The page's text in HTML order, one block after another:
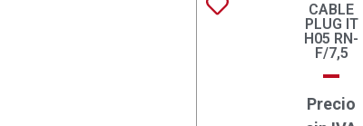
CABLE
PLUG IT
H05 RN-
F/7,5
Precio